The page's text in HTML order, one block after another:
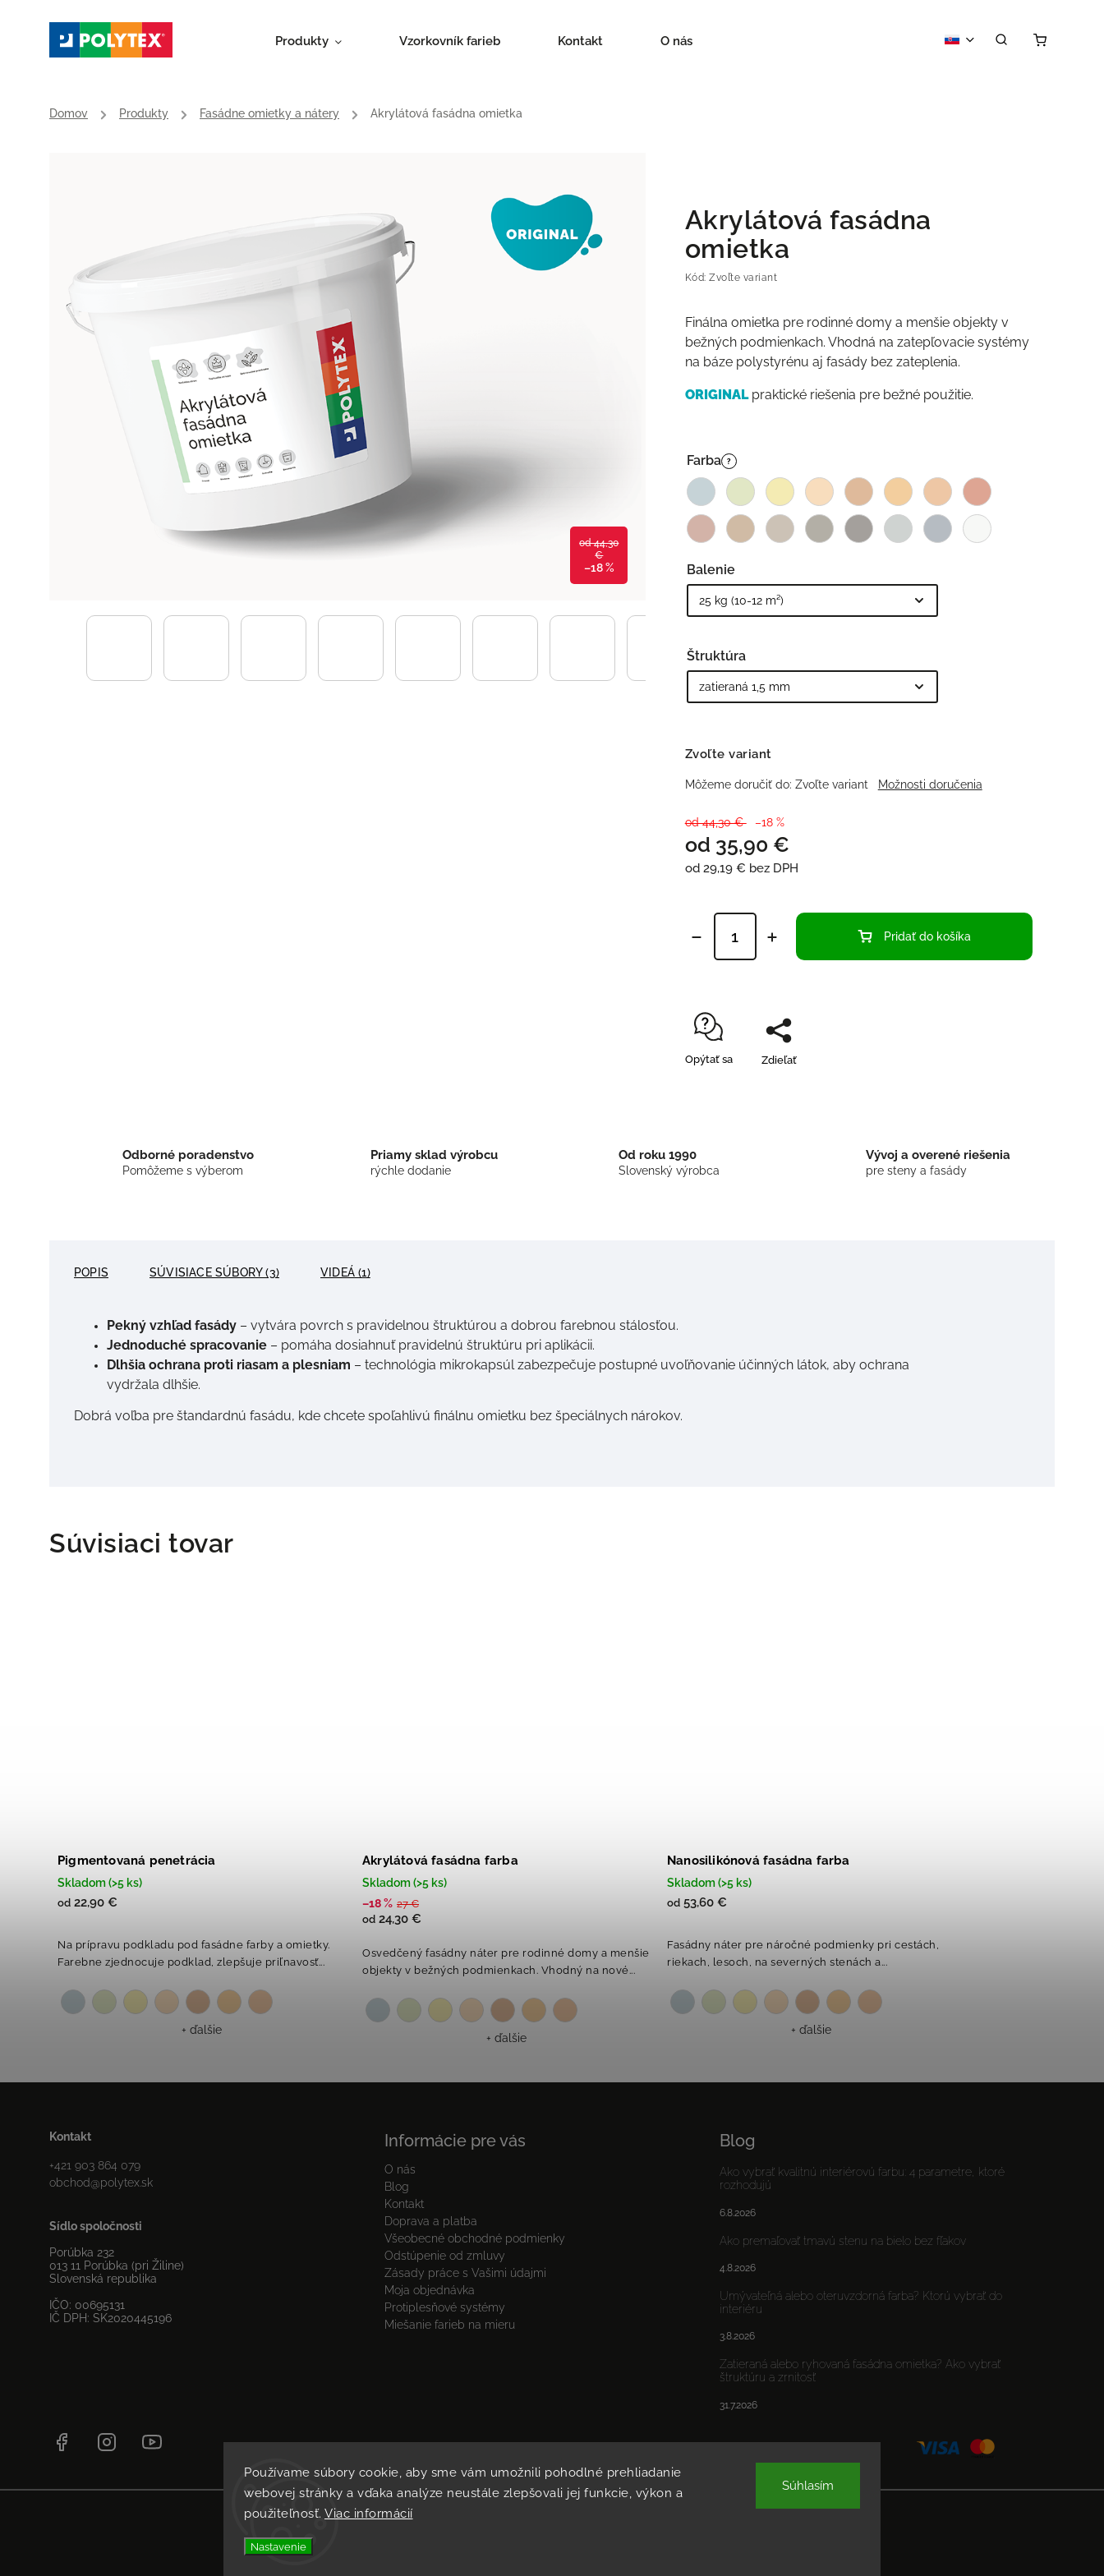
Používame súbory cookie, aby sme vám umožnili pohodlné prehliadanie
webovej stránky a vďaka analýze neustále zlepšovali jej funkcie, výkon a
použiteľnosť. Viac informácií
Nastavenie
Súhlasím
Produkty Vzorkovník farieb Kontakt O nás
Domov / Produkty / Fasádne omietky a nátery / Akrylátová fasádna omietka
od 44,30
€
–18 %
Akrylátová fasádna
omietka
Kód: Zvoľte variant
od 44,30 € –18 %
od 35,90 €
od 29,19 € bez DPH
Finálna omietka pre rodinné domy a menšie objekty v
bežných podmienkach. Vhodná na zatepľovacie systémy
na báze polystyrénu aj fasády bez zateplenia.
ORIGINALpraktické riešenia pre bežné použitie.
Farba ?
Balenie
Štruktúra
Zvoľte variant
Môžeme doručiť do: Zvoľte variant Možnosti doručenia
Pridať do košíka
Opýtať sa Zdieľať
Odborné poradenstvo
Pomôžeme s výberom
Priamy sklad výrobcu
rýchle dodanie
Od roku 1990
Slovenský výrobca
Vývoj a overené riešenia
pre steny a fasády
POPIS SÚVISIACE SÚBORY (3) VIDEÁ (1)
Pekný vzhľad fasády – vytvára povrch s pravidelnou štruktúrou a dobrou farebnou stálosťou.
Jednoduché spracovanie – pomáha dosiahnuť pravidelnú štruktúru pri aplikácii.
Dlhšia ochrana proti riasam a plesniam – technológia mikrokapsúl zabezpečuje postupné uvoľňovanie účinných látok, aby ochrana
vydržala dlhšie.
Dobrá voľba pre štandardnú fasádu, kde chcete spoľahlivú finálnu omietku bez špeciálnych nárokov.
Súvisiaci tovar
Pigmentovaná penetrácia
Skladom (>5 ks)
od 22,90 €
Na prípravu podkladu pod fasádne farby a omietky.
Farebne zjednocuje podklad, zlepšuje priľnavosť...
+ ďalšie
Akrylátová fasádna farba
Skladom (>5 ks)
–18 % 27 €
od 24,30 €
Osvedčený fasádny náter pre rodinné domy a menšie
objekty v bežných podmienkach. Vhodný na nové...
+ ďalšie
Nanosilikónová fasádna farba
Skladom (>5 ks)
od 53,60 €
Fasádny náter pre náročné podmienky pri cestách,
riekach, lesoch, na severných stenách a...
+ ďalšie
Kontakt
+421 903 864 079
obchod@polytex.sk
Sídlo spoločnosti
Porúbka 232
013 11 Porúbka (pri Žiline)
Slovenská republika
IČO: 00695131
IČ DPH: SK2020445196
Informácie pre vás
O nás
Blog
Kontakt
Doprava a platba
Všeobecné obchodné podmienky
Odstúpenie od zmluvy
Zásady práce s Vašimi údajmi
Moja objednávka
Protiplesňové systémy
Miešanie farieb na mieru
Blog
Ako vybrať kvalitnú interiérovú farbu: 4 parametre, ktoré
rozhodujú
6.8.2026
Ako premaľovať tmavú stenu na bielo bez fľakov
4.8.2026
Umývateľná alebo oteruvzdorná farba? Ktorú vybrať do
interiéru
3.8.2026
Zatieraná alebo ryhovaná fasádna omietka? Ako vybrať
štruktúru a zrnitosť
31.7.2026
Copyright 2026
Facebook Instagram